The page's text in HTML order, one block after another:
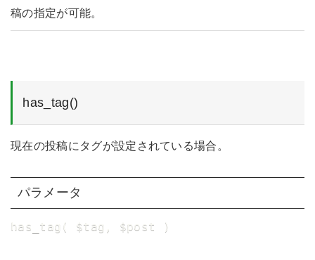
稿の指定が可能。
has_tag()
現在の投稿にタグが設定されている場合。
パラメータ
has_tag( $tag, $post )